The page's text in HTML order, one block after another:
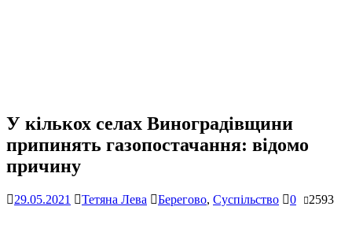
У кількох селах Виноградівщини
припинять газопостачання: відомо
причину
29.05.2021 Тетяна Лева Берегово, Суспільство 0 2593